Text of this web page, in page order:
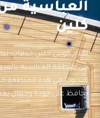
العباسية
كلين
تقدم كويتي كلين
في منطقة العباسية
اليخوت في هذه المنطقة
تحافظ على جودة وجمال